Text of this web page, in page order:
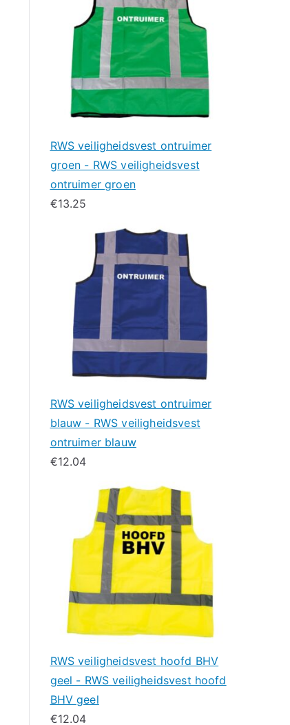
RWS veiligheidsvest ontruimer
groen - RWS veiligheidsvest
ontruimer groen
€13.25
RWS veiligheidsvest ontruimer
blauw - RWS veiligheidsvest
ontruimer blauw
€12.04
RWS veiligheidsvest hoofd BHV
geel - RWS veiligheidsvest hoofd
BHV geel
€12.04